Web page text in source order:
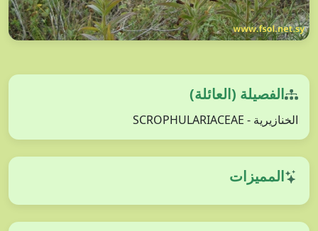
الفصيلة (العائلة)
الخنازيرية - SCROPHULARIACEAE
المميزات